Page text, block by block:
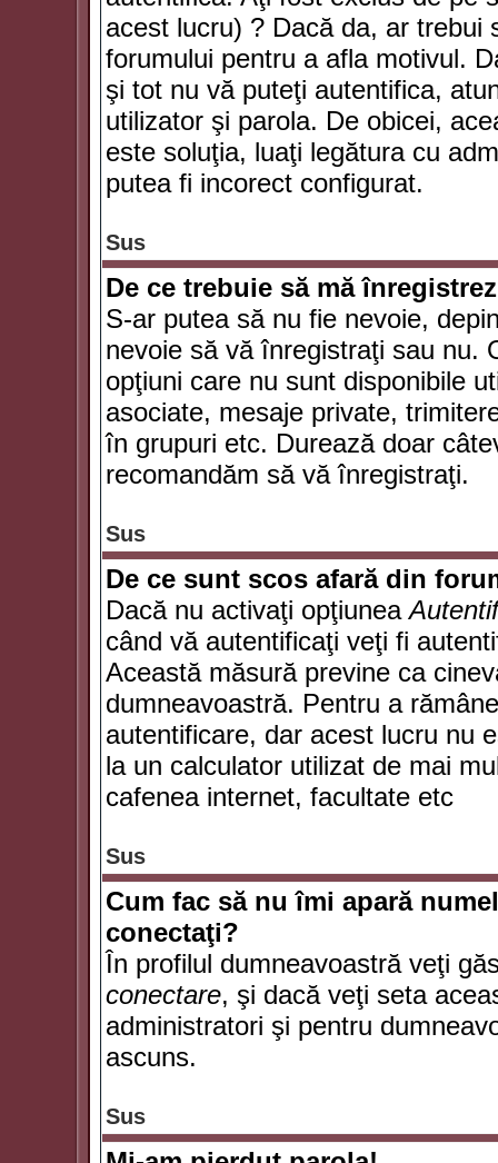
acest lucru) ? Dacă da, ar trebui
forumului pentru a afla motivul.
şi tot nu vă puteţi autentifica,
utilizator şi parola. De obicei,
este soluţia, luaţi legătura cu
putea fi incorect configurat.
Sus
De ce trebuie să mă
S-ar putea să nu fie nevoie,
nevoie să vă înregistraţi sau nu.
opţiuni care nu sunt disponibile
asociate, mesaje private,
în grupuri etc. Durează doar
recomandăm să vă înregistraţi.
Sus
De ce sunt scos afară din
Dacă nu activaţi opţiunea
când vă autentificaţi veţi fi
Această măsură previne ca
dumneavoastră. Pentru a
autentificare, dar acest lucru nu
la un calculator utilizat de mai
cafenea internet, facultate etc
Sus
Cum fac să nu îmi apară
conectaţi?
În profilul dumneavoastră veţi
conectare, şi dacă veţi seta
administratori şi pentru
ascuns.
Sus